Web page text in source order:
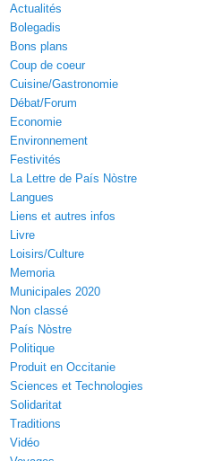
Actualités
Bolegadis
Bons plans
Coup de coeur
Cuisine/Gastronomie
Débat/Forum
Economie
Environnement
Festivités
La Lettre de País Nòstre
Langues
Liens et autres infos
Livre
Loisirs/Culture
Memoria
Municipales 2020
Non classé
País Nòstre
Politique
Produit en Occitanie
Sciences et Technologies
Solidaritat
Traditions
Vidéo